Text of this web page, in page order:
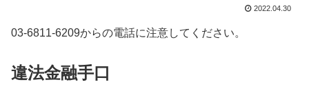
2022.04.30
03-6811-6209からの電話に注意してください。
違法金融手口